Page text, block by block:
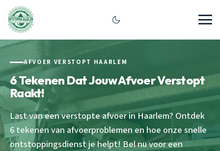
AFVOER VERSTOPT HAARLEM
6 Tekenen Dat Jouw Afvoer Verstopt
Raakt!
Last van een verstopte afvoer in Haarlem? Ontdek
6 tekenen van afvoerproblemen en hoe onze snelle
ontstoppingsdienst je helpt! Bel nu voor een